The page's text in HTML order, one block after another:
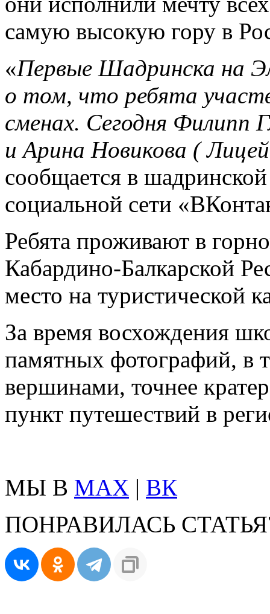
самую высокую гору в
«Первые Шадринска на
о том, что ребята
сменах. Сегодня
и Арина Новикова (
сообщается в
социальной сети
Ребята проживают в
Кабардино-Балкарской
место на туристической
За время восхождения
памятных фотографий, в
вершинами, точнее
пункт путешествий в
МЫ В MAX | ВК
ПОНРАВИЛАСЬ